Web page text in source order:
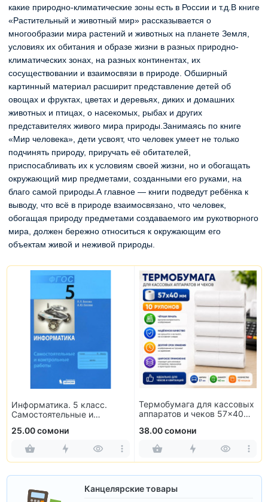
какие природно-климатические зоны есть в России и т.д.В книге
«Растительный и животный мир» рассказывается о
многообразии мира растений и животных на планете Земля,
условиях их обитания и образе жизни в разных природно-
климатических зонах, на разных континентах, их
сосуществовании и взаимосвязи в природе. Обширный
картинный материал расширит представление детей об
овощах и фруктах, цветах и деревьях, диких и домашних
животных и птицах, о насекомых, рыбах и других
представителях живого мира природы.Занимаясь по книге
«Мир человека», дети усвоят, что человек умеет не только
подчинять природу, приручать её обитателей,
приспосабливать их к условиям своей жизни, но и обогащать
окружающий мир предметами, созданными его руками, на
благо самой природы.А главное — книги подведут ребёнка к
выводу, что всё в природе взаимосвязано, что человек,
обогащая природу предметами создаваемого им рукотворного
мира, должен бережно относиться к окружающим его
объектам живой и неживой природы.
Информатика. 5 класс.
Самостоятельные и
25.00 сомони
Термобумага для кассовых
аппаратов и чеков 57×40
38.00 сомони
Канцелярские товары